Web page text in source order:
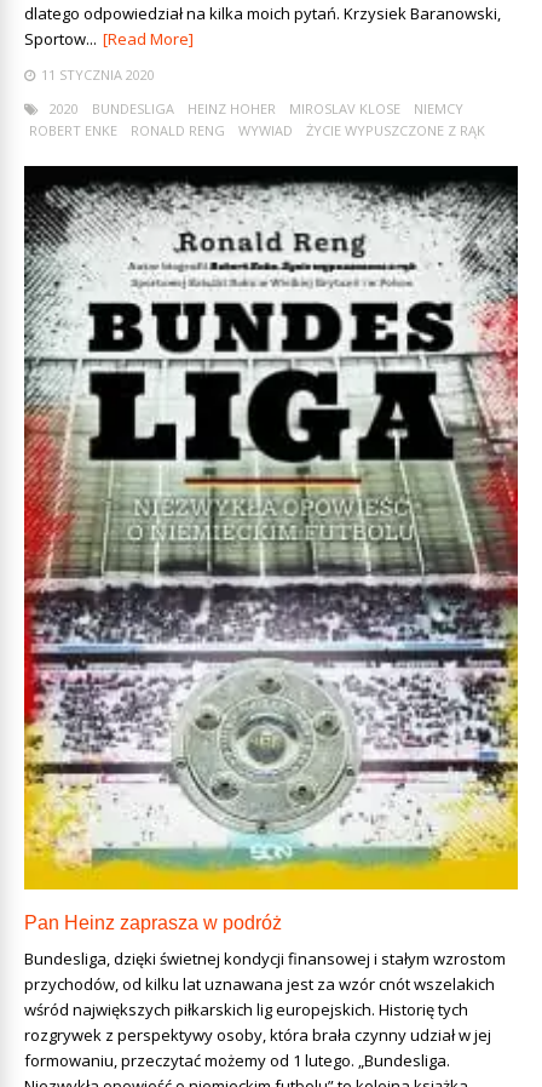
dlatego odpowiedział na kilka moich pytań. Krzysiek Baranowski,
Sportow... [Read More]
11 STYCZNIA 2020
2020
BUNDESLIGA HEINZ HOHER MIROSLAV KLOSE
NIEMCY
ROBERT ENKE
RONALD RENG WYWIAD ŻYCIE WYPUSZCZONE Z RĄK
Pan Heinz zaprasza w podróż
Bundesliga, dzięki świetnej kondycji finansowej i stałym wzrostom
przychodów, od kilku lat uznawana jest za wzór cnót wszelakich
wśród największych piłkarskich lig europejskich. Historię tych
rozgrywek z perspektywy osoby, która brała czynny udział w jej
formowaniu, przeczytać możemy od 1 lutego. „Bundesliga.